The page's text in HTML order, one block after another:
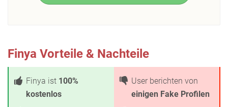
Finya Vorteile & Nachteile
Finya ist 100%
kostenlos
User berichten von
einigen Fake Profilen